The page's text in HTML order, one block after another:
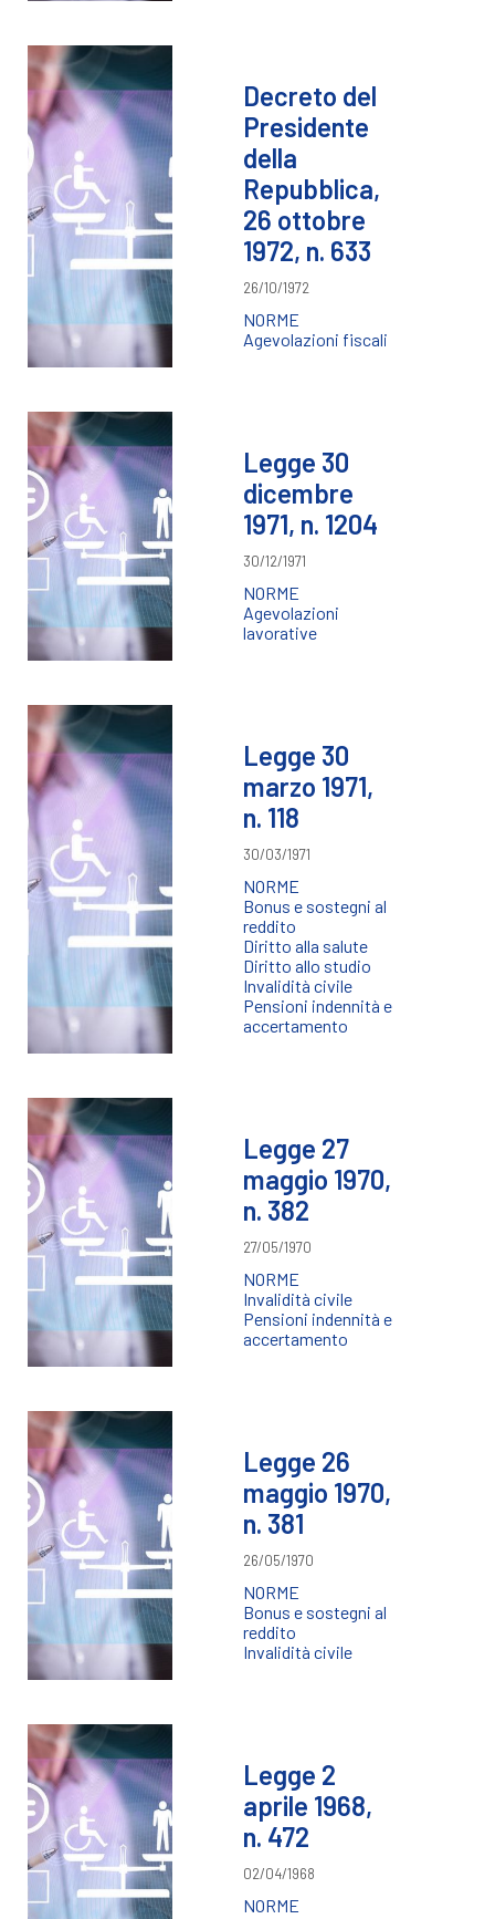
Decreto del
Presidente
della
Repubblica,
26 ottobre
1972, n. 633
26/10/1972
NORME
Agevolazioni fiscali
Legge 30
dicembre
1971, n. 1204
30/12/1971
NORME
Agevolazioni
lavorative
Legge 30
marzo 1971,
n. 118
30/03/1971
NORME
Bonus e sostegni al
reddito
Diritto alla salute
Diritto allo studio
Invalidità civile
Pensioni indennità e
accertamento
Legge 27
maggio 1970,
n. 382
27/05/1970
NORME
Invalidità civile
Pensioni indennità e
accertamento
Legge 26
maggio 1970,
n. 381
26/05/1970
NORME
Bonus e sostegni al
reddito
Invalidità civile
Legge 2
aprile 1968,
n. 472
02/04/1968
NORME